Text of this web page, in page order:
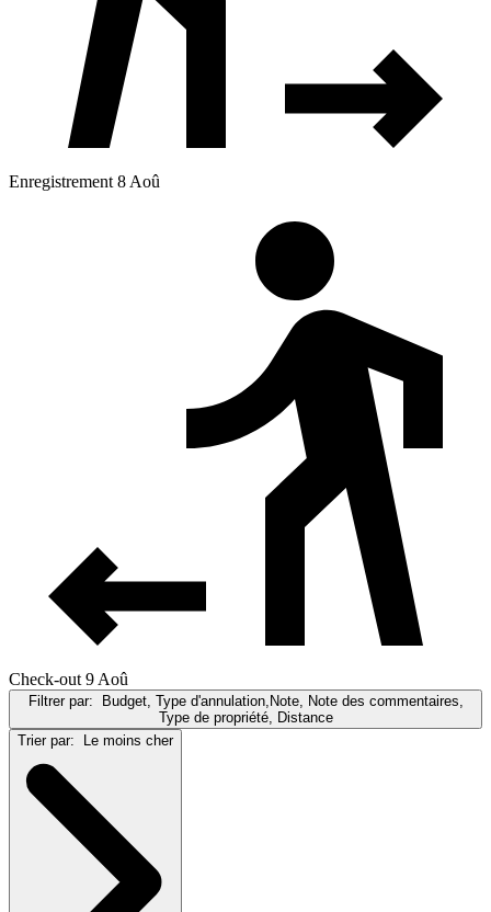
Enregistrement 8 Aoû
Check-out 9 Aoû
Filtrer par:
Budget, Type d'annulation,Note, Note des commentaires,
Type de propriété, Distance
Trier par:
Le moins cher